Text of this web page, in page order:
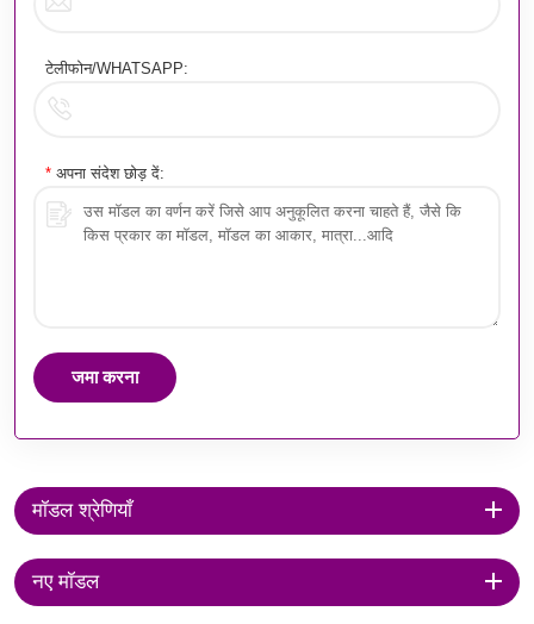
टेलीफोन/WHATSAPP:
* अपना संदेश छोड़ दें:
जमा करना
मॉडल श्रेणियाँ
नए मॉडल